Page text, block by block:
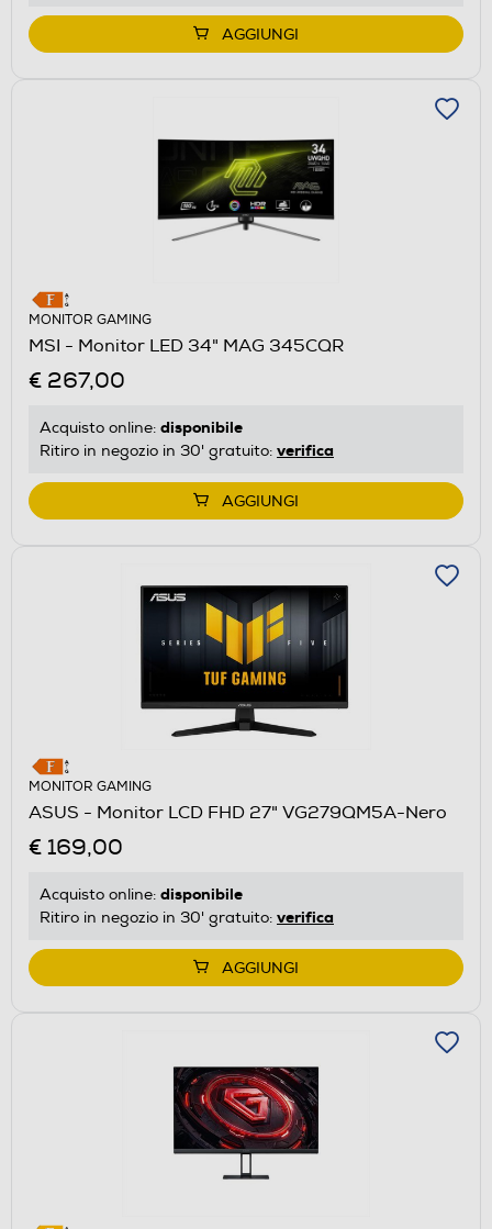
AGGIUNGI
MONITOR GAMING
MSI - Monitor LED 34" MAG 345CQR
€ 267,00
Acquisto online: disponibile
Ritiro in negozio in 30' gratuito: verifica
AGGIUNGI
MONITOR GAMING
ASUS - Monitor LCD FHD 27" VG279QM5A-Nero
€ 169,00
Acquisto online: disponibile
Ritiro in negozio in 30' gratuito: verifica
AGGIUNGI